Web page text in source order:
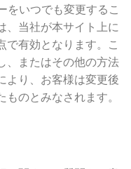
をいつでも変更するこ
、当社が本サイト上に
で有効となります。こ
、またはその他の方法
より、お客様は変更後
のとみなされます。